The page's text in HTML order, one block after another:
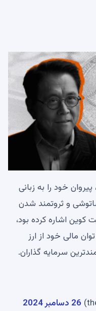
خود را به زبانی
و ثروتمند شدن
کوین اشاره کرده بود،
مالی خود از ارز
سرمایه گذاران.
26 دسامبر 2024